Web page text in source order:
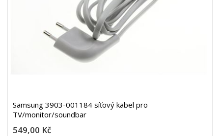
Samsung 3903-001184 síťový kabel pro
TV/monitor/soundbar
549,00 Kč